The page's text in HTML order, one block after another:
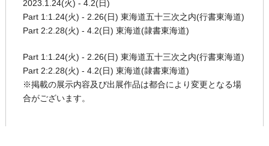
2023.1.24(火) - 4.2(日)
Part 1:1.24(火) - 2.26(日) 東海道五十三次之内(行書東海道)
Part 2:2.28(火) - 4.2(日) 東海道(隷書東海道)
Part 1:1.24(火) - 2.26(日) 東海道五十三次之内(行書東海道)
Part 2:2.28(火) - 4.2(日) 東海道(隷書東海道)
※掲載の展示内容及び出展作品は都合により変更となる場
合がございます。